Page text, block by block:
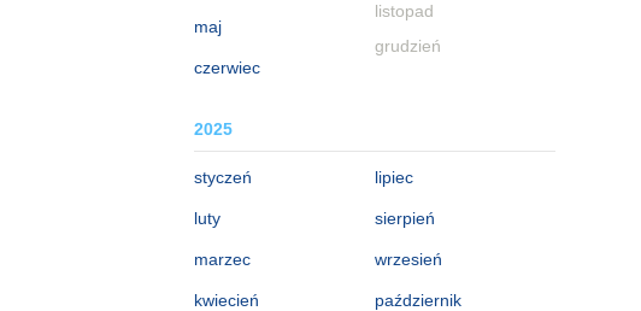
maj
czerwiec
listopad
grudzień
2025
styczeń
luty
marzec
kwiecień
lipiec
sierpień
wrzesień
październik